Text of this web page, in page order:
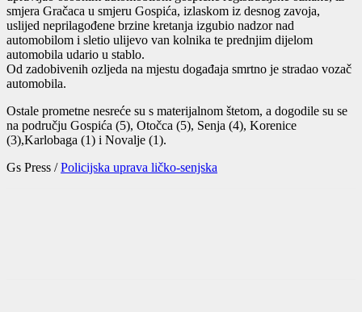
smjera Gračaca u smjeru Gospića, izlaskom iz desnog zavoja,
uslijed neprilagođene brzine kretanja izgubio nadzor nad
automobilom i sletio ulijevo van kolnika te prednjim dijelom
automobila udario u stablo.
Od zadobivenih ozljeda na mjestu događaja smrtno je stradao vozač
automobila.
Ostale prometne nesreće su s materijalnom štetom, a dogodile su se
na području Gospića (5), Otočca (5), Senja (4), Korenice
(3),Karlobaga (1) i Novalje (1).
Gs Press /Policijska uprava ličko-senjska